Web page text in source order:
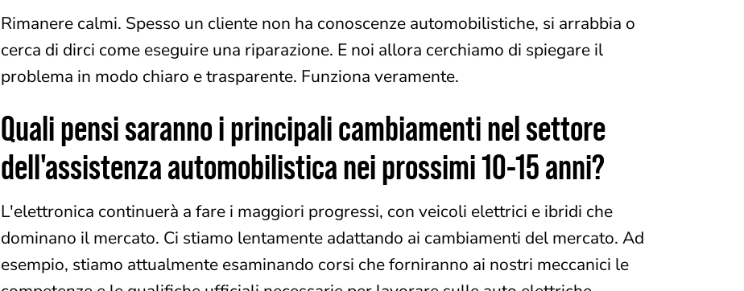
Rimanere calmi. Spesso un cliente non ha conoscenze automobilistiche, si arrabbia o
cerca di dirci come eseguire una riparazione. E noi allora cerchiamo di spiegare il
problema in modo chiaro e trasparente. Funziona veramente.
Quali pensi saranno i principali cambiamenti nel settore
dell'assistenza automobilistica nei prossimi 10-15 anni?
L'elettronica continuerà a fare i maggiori progressi, con veicoli elettrici e ibridi che
dominano il mercato. Ci stiamo lentamente adattando ai cambiamenti del mercato. Ad
esempio, stiamo attualmente esaminando corsi che forniranno ai nostri meccanici le